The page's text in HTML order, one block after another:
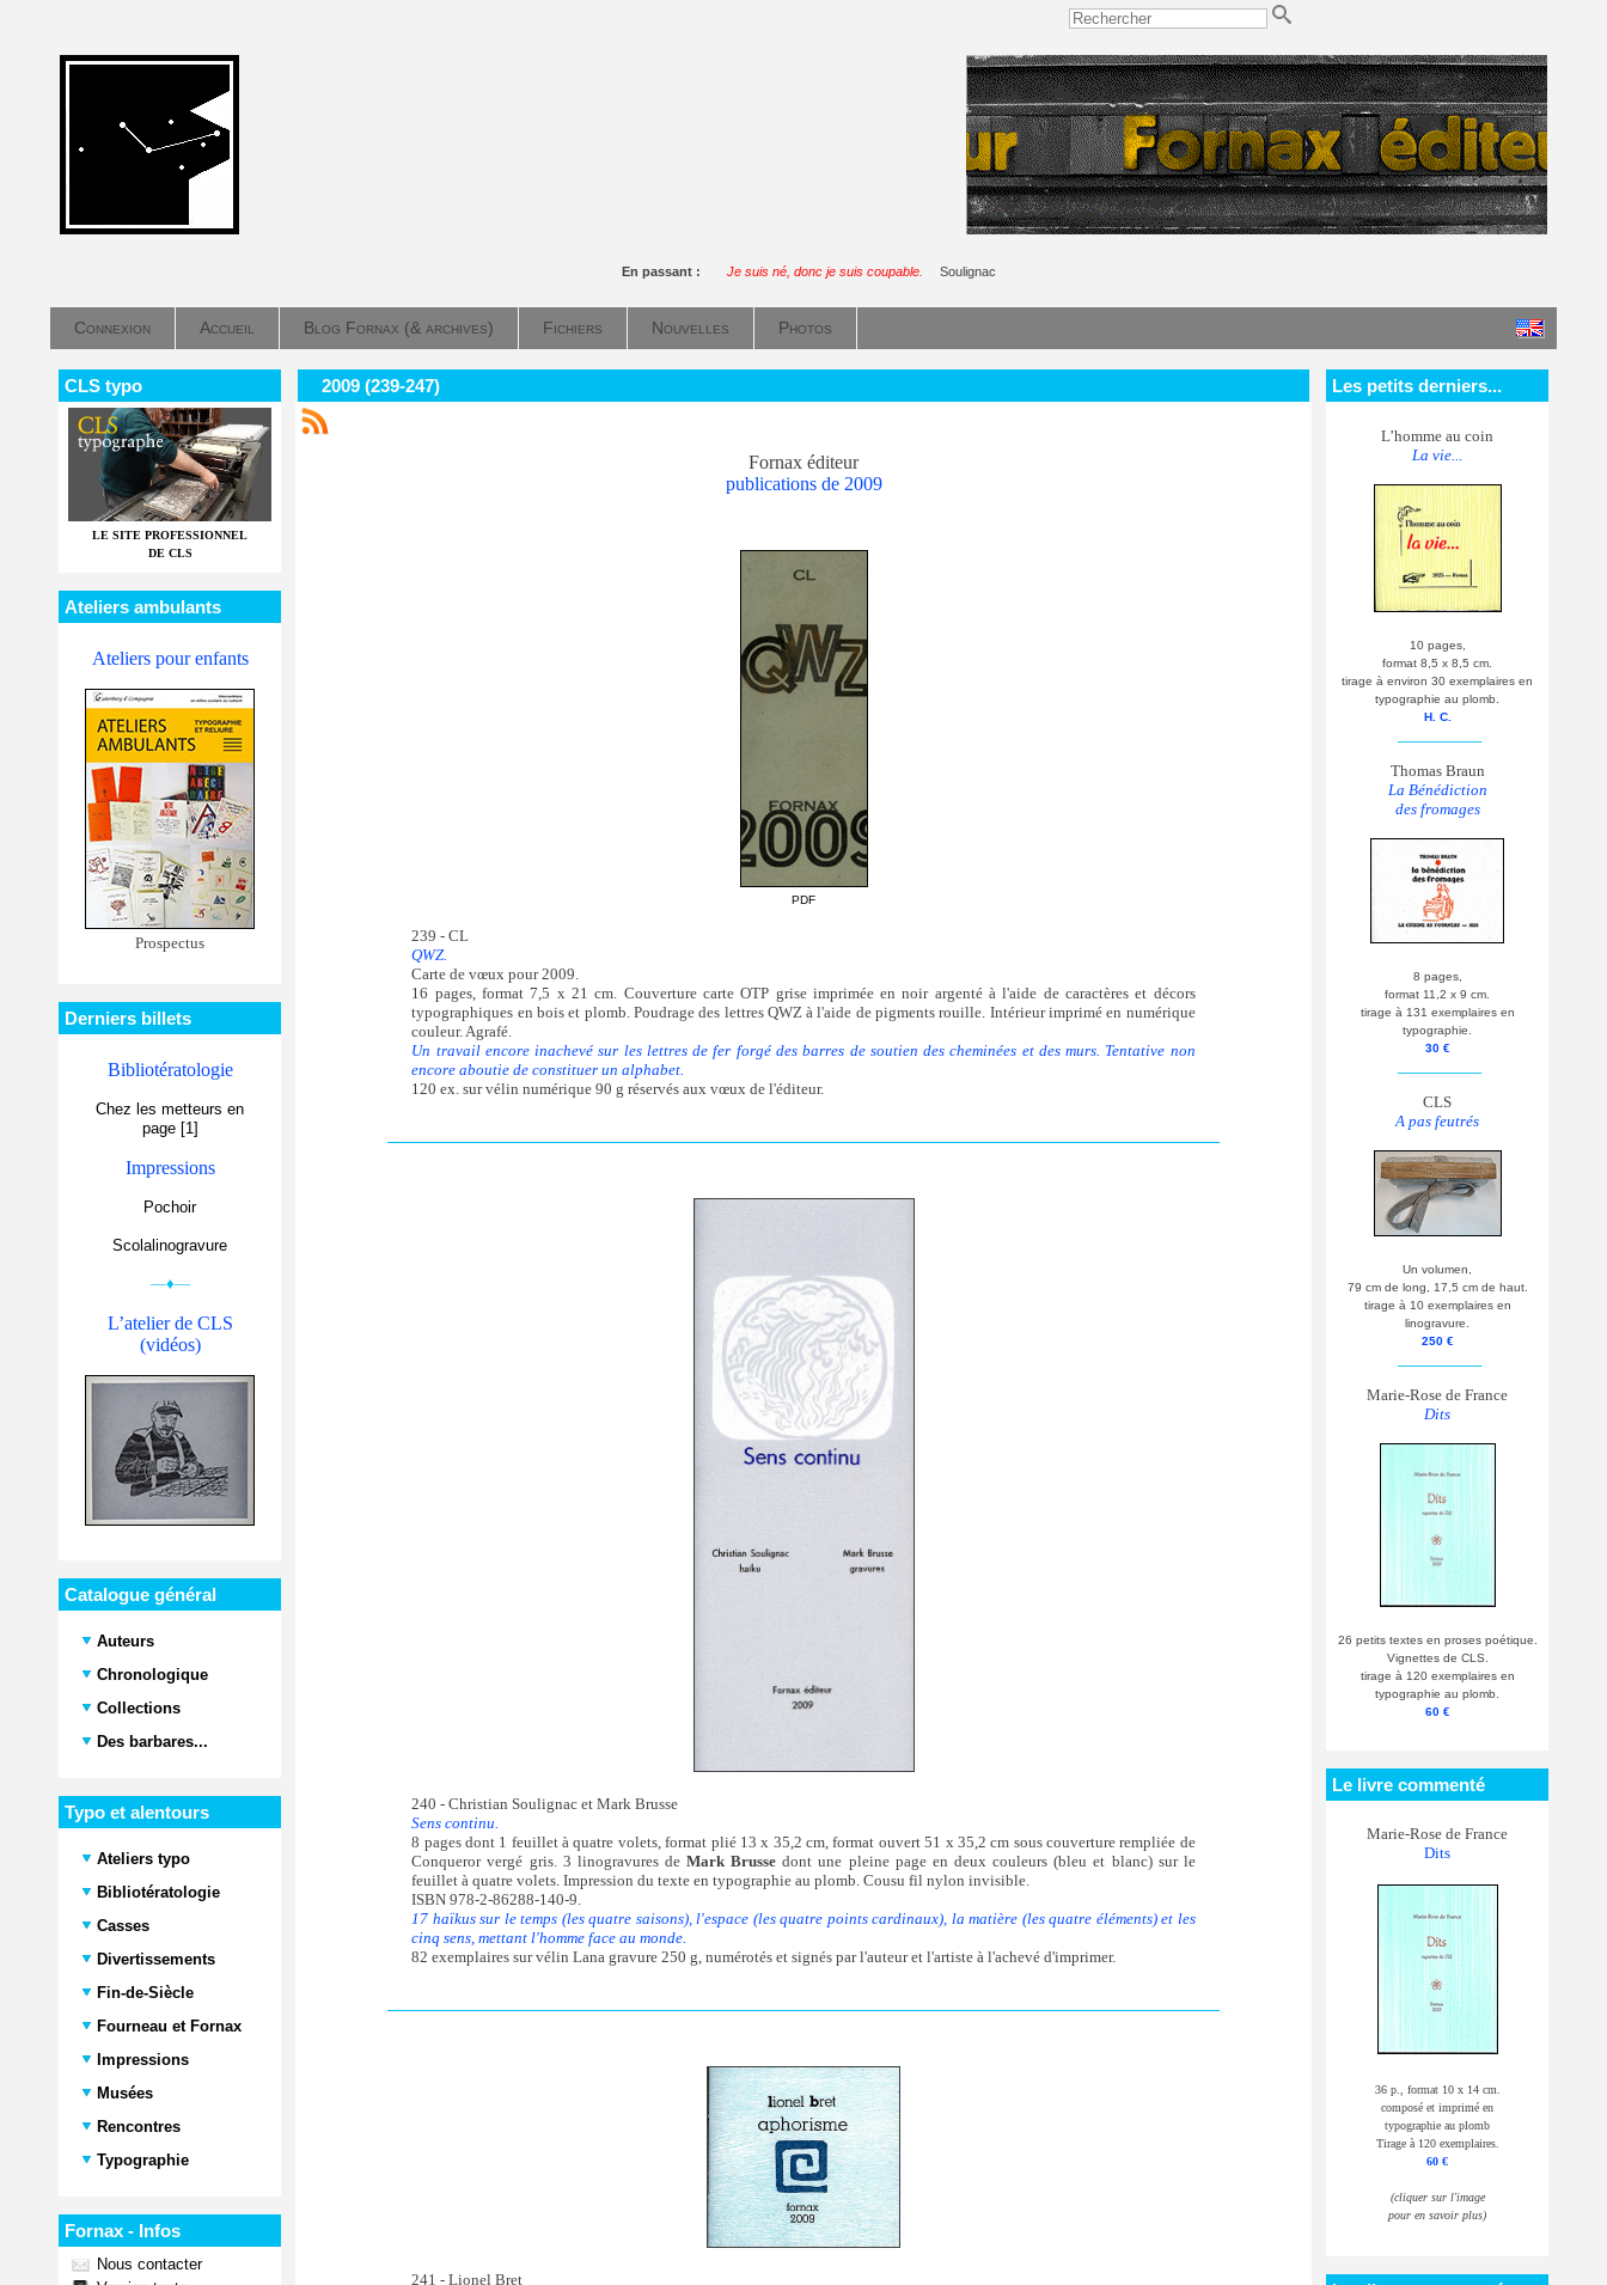
En passant : Je suis né, donc je suis coupable. Soulignac
Connexion Accueil Blog Fornax (& archives) Fichiers Nouvelles Photos
CLS typo
LE SITE PROFESSIONNEL
DE CLS
Ateliers ambulants
Ateliers pour enfants
Prospectus
Derniers billets
Bibliotératologie
Chez les metteurs en
page [1]
Impressions
Pochoir
Scolalinogravure
—♦—
L’atelier de CLS
(vidéos)
Catalogue général
Auteurs
Chronologique
Collections
Des barbares...
Typo et alentours
Ateliers typo
Bibliotératologie
Casses
Divertissements
Fin-de-Siècle
Fourneau et Fornax
Impressions
Musées
Rencontres
Typographie
Fornax - Infos
Nous contacter
2009 (239-247)
Fornax éditeur
publications de 2009
PDF
239 - CL
QWZ.
Carte de vœux pour 2009.
16 pages, format 7,5 x 21 cm. Couverture carte OTP grise imprimée en noir argenté à l'aide de caractères et décors
typographiques en bois et plomb. Poudrage des lettres QWZ à l'aide de pigments rouille. Intérieur imprimé en numérique
couleur. Agrafé.
Un travail encore inachevé sur les lettres de fer forgé des barres de soutien des cheminées et des murs. Tentative non
encore aboutie de constituer un alphabet.
120 ex. sur vélin numérique 90 g réservés aux vœux de l'éditeur.
240 - Christian Soulignac et Mark Brusse
Sens continu.
8 pages dont 1 feuillet à quatre volets, format plié 13 x 35,2 cm, format ouvert 51 x 35,2 cm sous couverture rempliée de
Conqueror vergé gris. 3 linogravures deMark Brusse dont une pleine page en deux couleurs (bleu et blanc) sur le
feuillet à quatre volets. Impression du texte en typographie au plomb. Cousu fil nylon invisible.
ISBN 978-2-86288-140-9.
17 haïkus sur le temps (les quatre saisons), l'espace (les quatre points cardinaux), la matière (les quatre éléments) et les
cinq sens, mettant l'homme face au monde.
82 exemplaires sur vélin Lana gravure 250 g, numérotés et signés par l'auteur et l'artiste à l'achevé d'imprimer.
241 - Lionel Bret
Les petits derniers...
L’homme au coin
La vie...
10 pages,
format 8,5 x 8,5 cm.
tirage à environ 30 exemplaires en
typographie au plomb.
H. C.
Thomas Braun
La Bénédiction
des fromages
8 pages,
format 11,2 x 9 cm.
tirage à 131 exemplaires en
typographie.
30 €
CLS
A pas feutrés
Un volumen,
79 cm de long, 17,5 cm de haut.
tirage à 10 exemplaires en
linogravure.
250 €
Marie-Rose de France
Dits
26 petits textes en proses poétique.
Vignettes de CLS.
tirage à 120 exemplaires en
typographie au plomb.
60 €
Le livre commenté
Marie-Rose de France
Dits
36 p., format 10 x 14 cm.
composé et imprimé en
typographie au plomb
Tirage à 120 exemplaires.
60 €
(cliquer sur l'image
pour en savoir plus)